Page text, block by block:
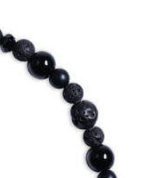
vælges
på
varesiden